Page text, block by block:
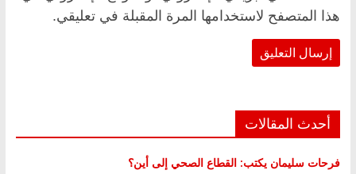
هذا المتصفح لاستخدامها المرة المقبلة في تعليقي.
أحدث المقالات
فرحات سليمان يكتب: القطاع الصحي إلى أين؟